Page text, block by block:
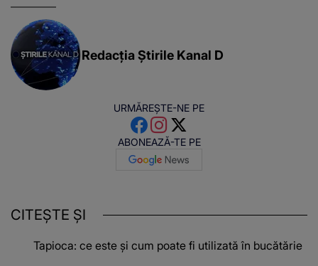
Redacția Știrile Kanal D
URMĂREȘTE-NE PE
ABONEAZĂ-TE PE
CITEȘTE ȘI
Tapioca: ce este și cum poate fi utilizată în bucătărie